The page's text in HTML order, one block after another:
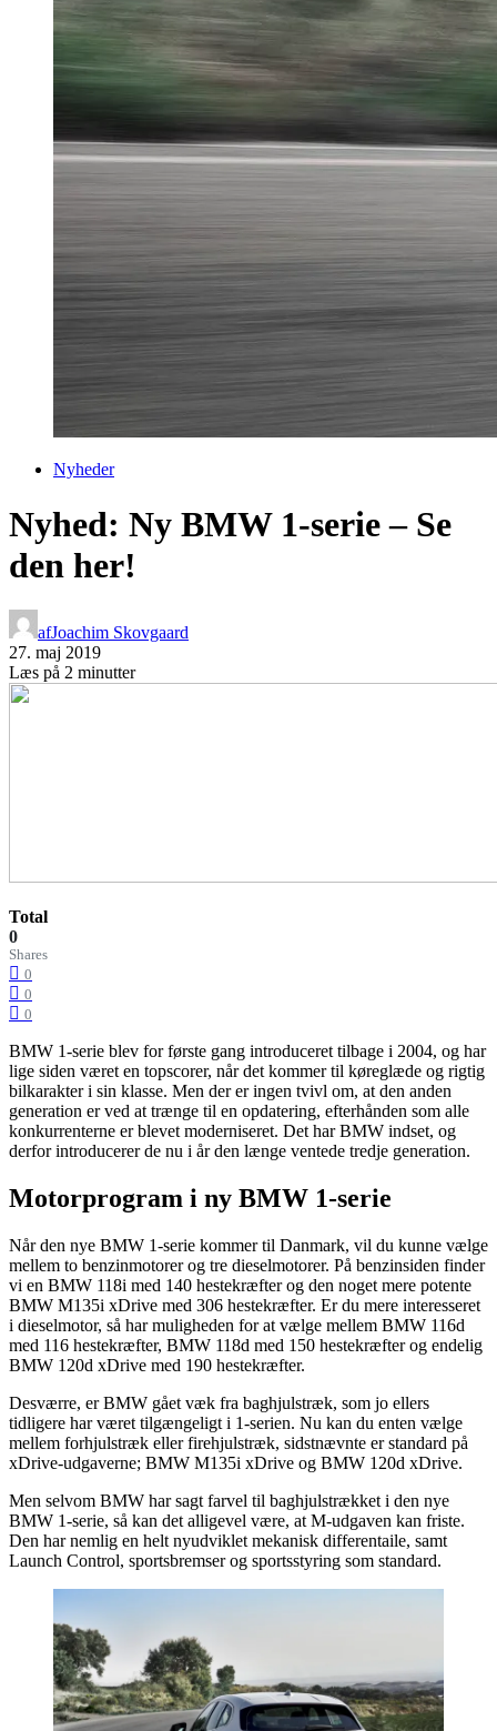
Nyheder
Nyhed: Ny BMW 1-serie – Se
den her!
afJoachim Skovgaard
27. maj 2019
Læs på 2 minutter
Total
0
Shares
0
0
0
BMW 1-serie blev for første gang introduceret tilbage i 2004, og har
lige siden været en topscorer, når det kommer til køreglæde og rigtig
bilkarakter i sin klasse. Men der er ingen tvivl om, at den anden
generation er ved at trænge til en opdatering, efterhånden som alle
konkurrenterne er blevet moderniseret. Det har BMW indset, og
derfor introducerer de nu i år den længe ventede tredje generation.
Motorprogram i ny BMW 1-serie
Når den nye BMW 1-serie kommer til Danmark, vil du kunne vælge
mellem to benzinmotorer og tre dieselmotorer. På benzinsiden finder
vi en BMW 118i med 140 hestekræfter og den noget mere potente
BMW M135i xDrive med 306 hestekræfter. Er du mere interesseret
i dieselmotor, så har muligheden for at vælge mellem BMW 116d
med 116 hestekræfter, BMW 118d med 150 hestekræfter og endelig
BMW 120d xDrive med 190 hestekræfter.
Desværre, er BMW gået væk fra baghjulstræk, som jo ellers
tidligere har været tilgængeligt i 1-serien. Nu kan du enten vælge
mellem forhjulstræk eller firehjulstræk, sidstnævnte er standard på
xDrive-udgaverne; BMW M135i xDrive og BMW 120d xDrive.
Men selvom BMW har sagt farvel til baghjulstrækket i den nye
BMW 1-serie, så kan det alligevel være, at M-udgaven kan friste.
Den har nemlig en helt nyudviklet mekanisk differentaile, samt
Launch Control, sportsbremser og sportsstyring som standard.